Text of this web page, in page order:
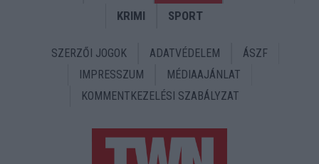
KRIMI
SPORT
SZERZŐI JOGOK ADATVÉDELEM
ÁSZF
IMPRESSZUM
MÉDIAAJÁNLAT
KOMMENTKEZELÉSI SZABÁLYZAT